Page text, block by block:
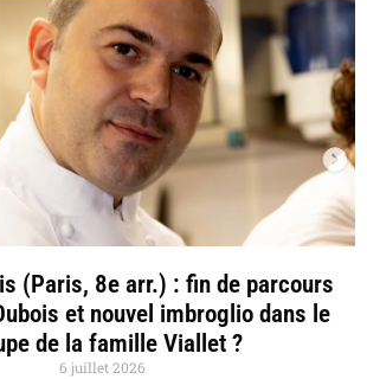
(Paris, 8e arr.) : fin de parcours
et nouvel imbroglio dans le
de la famille Viallet ?
6 juillet 2026